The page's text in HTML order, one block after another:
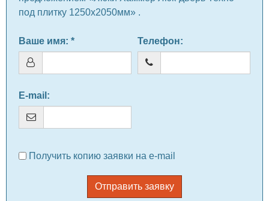
под плитку 1250x2050мм» .
Ваше имя: * Телефон:
E-mail :
Получить копию заявки на e-mail
Отправить заявку